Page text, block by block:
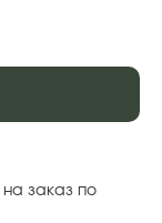
на заказ по